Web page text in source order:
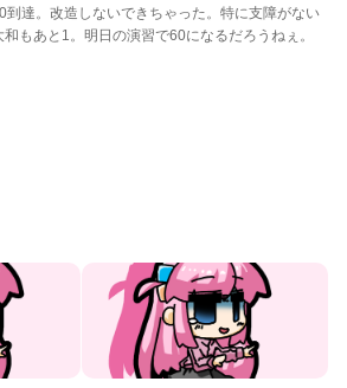
到達。改造しないできちゃった。特に支障がない
もあと1。明日の演習で60になるだろうねぇ。